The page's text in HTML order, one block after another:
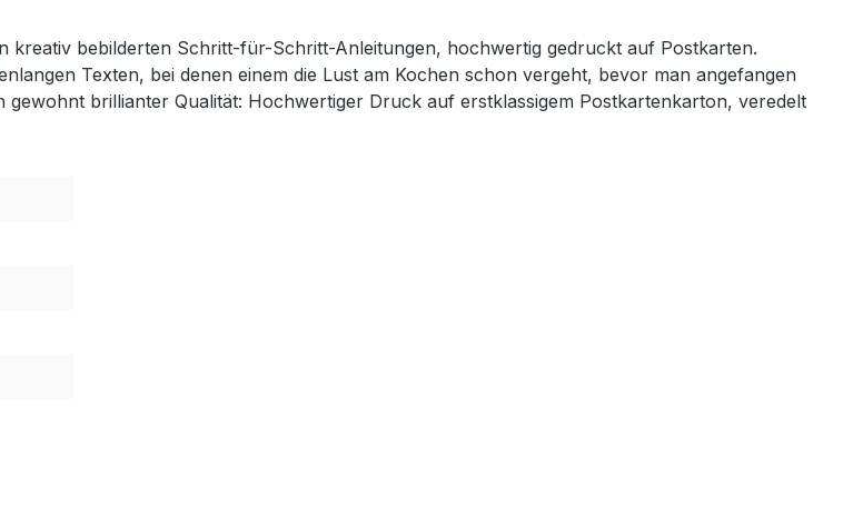
kreativ bebilderten Schritt-für-Schritt-Anleitungen, hochwertig gedruckt auf Postkarten.
Texten, bei denen einem die Lust am Kochen schon vergeht, bevor man angefangen
brillianter Qualität: Hochwertiger Druck auf erstklassigem Postkartenkarton, veredelt